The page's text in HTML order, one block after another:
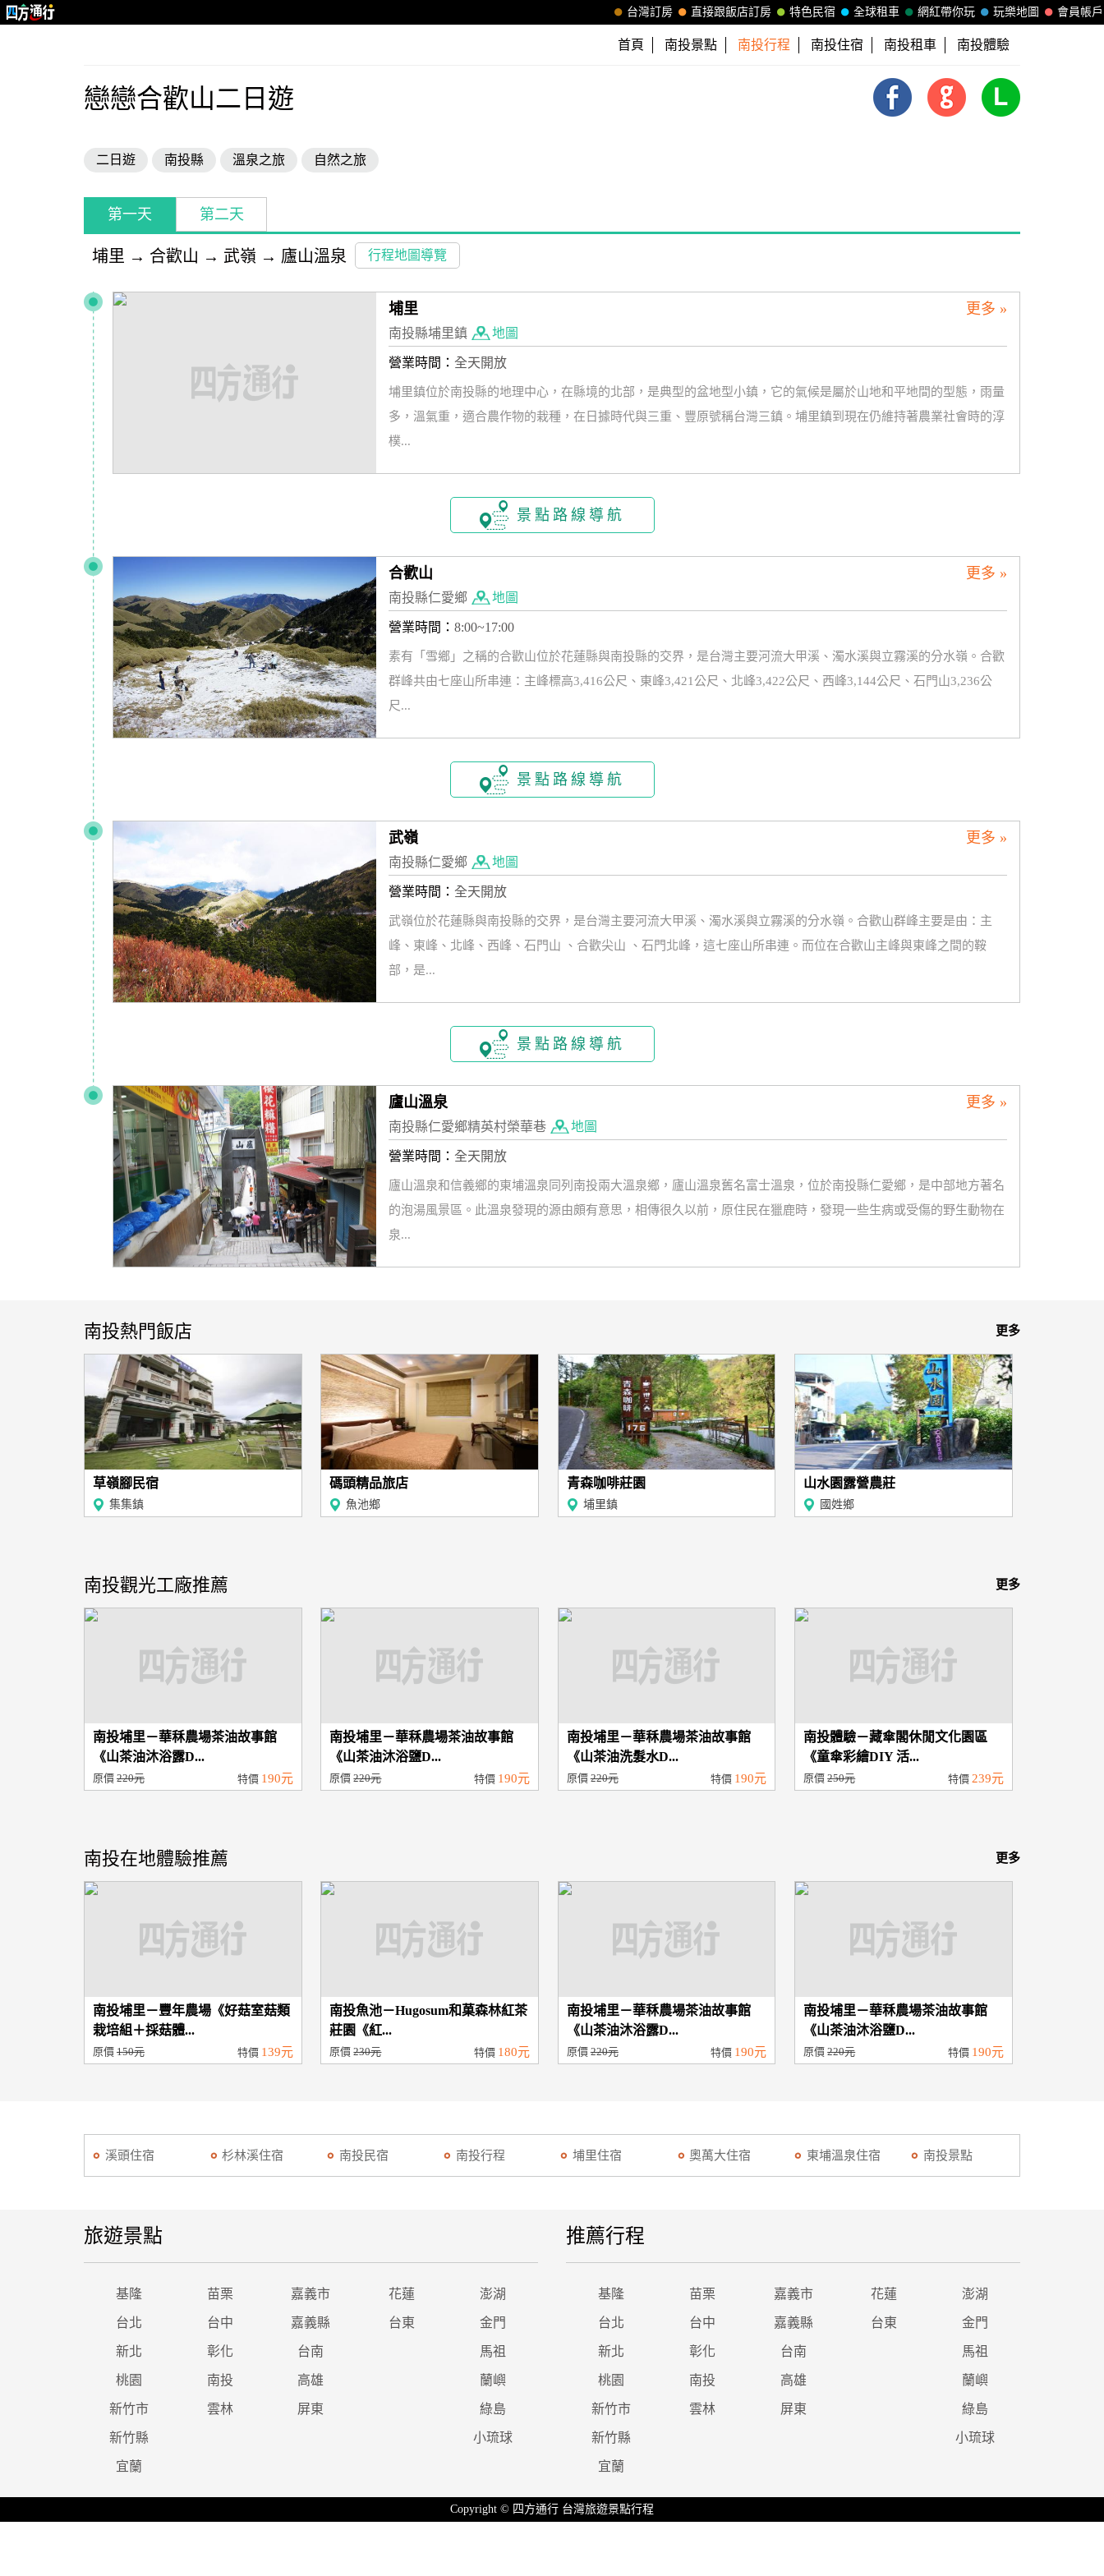
會員帳戶
玩樂地圖
網紅帶你玩
全球租車
特色民宿
直接跟飯店訂房
台灣訂房
首頁 南投景點 南投行程 南投住宿 南投租車 南投體驗
戀戀合歡山二日遊
二日遊 南投縣 溫泉之旅 自然之旅
第一天 第二天
埔里 → 合歡山 → 武嶺 → 廬山溫泉 行程地圖導覽
更多 »
埔里
南投縣埔里鎮 地圖
營業時間： 全天開放
埔里鎮位於南投縣的地理中心，在縣境的北部，是典型的盆地型小鎮，它的氣候是屬於山地和平地間的型態，雨量
多，溫氣重，適合農作物的栽種，在日據時代與三重、豐原號稱台灣三鎮。埔里鎮到現在仍維持著農業社會時的淳
樸...
景點路線導航
更多 »
合歡山
南投縣仁愛鄉 地圖
營業時間： 8:00~17:00
素有「雪鄉」之稱的合歡山位於花蓮縣與南投縣的交界，是台灣主要河流大甲溪、濁水溪與立霧溪的分水嶺。合歡
群峰共由七座山所串連：主峰標高3,416公尺、東峰3,421公尺、北峰3,422公尺、西峰3,144公尺、石門山3,236公
尺...
景點路線導航
更多 »
武嶺
南投縣仁愛鄉 地圖
營業時間： 全天開放
武嶺位於花蓮縣與南投縣的交界，是台灣主要河流大甲溪、濁水溪與立霧溪的分水嶺。合歡山群峰主要是由：主
峰、東峰、北峰、西峰、石門山 、合歡尖山 、石門北峰，這七座山所串連。而位在合歡山主峰與東峰之間的鞍
部，是...
景點路線導航
更多 »
廬山溫泉
南投縣仁愛鄉精英村榮華巷 地圖
營業時間： 全天開放
廬山溫泉和信義鄉的東埔溫泉同列南投兩大溫泉鄉，廬山溫泉舊名富士溫泉，位於南投縣仁愛鄉，是中部地方著名
的泡湯風景區。此溫泉發現的源由頗有意思，相傳很久以前，原住民在獵鹿時，發現一些生病或受傷的野生動物在
泉...
更多
南投熱門飯店
草嶺腳民宿
集集鎮
碼頭精品旅店
魚池鄉
青森咖啡莊園
埔里鎮
山水園露營農莊
國姓鄉
更多
南投觀光工廠推薦
南投埔里－華秝農場茶油故事館
《山茶油沐浴露D...
原價 220元 特價 190元
南投埔里－華秝農場茶油故事館
《山茶油沐浴鹽D...
原價220元 特價 190元
南投埔里－華秝農場茶油故事館
《山茶油洗髮水D...
原價220元 特價 190元
南投體驗－藏傘閣休閒文化園區
《童傘彩繪DIY 活...
原價250元 特價 239元
更多
南投在地體驗推薦
南投埔里－豐年農場《好菇室菇類
栽培組＋採菇體...
原價 150元 特價 139元
南投魚池－Hugosum和菓森林紅茶
莊園《紅...
原價230元 特價 180元
南投埔里－華秝農場茶油故事館
《山茶油沐浴露D...
原價220元 特價 190元
南投埔里－華秝農場茶油故事館
《山茶油沐浴鹽D...
原價220元 特價 190元
溪頭住宿 杉林溪住宿 南投民宿 南投行程 埔里住宿 奧萬大住宿 東埔溫泉住宿 南投景點
旅遊景點
基隆 苗栗 嘉義市 花蓮 澎湖
台北 台中 嘉義縣 台東 金門
新北 彰化 台南 馬祖
桃園 南投 高雄 蘭嶼
新竹市 雲林 屏東 綠島
新竹縣 小琉球
宜蘭
推薦行程
基隆 苗栗 嘉義市 花蓮 澎湖
台北 台中 嘉義縣 台東 金門
新北 彰化 台南 馬祖
桃園 南投 高雄 蘭嶼
新竹市 雲林 屏東 綠島
新竹縣 小琉球
宜蘭
Copyright © 四方通行 台灣旅遊景點行程